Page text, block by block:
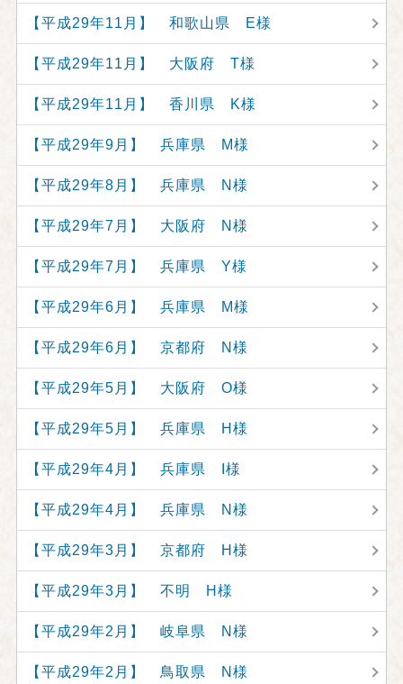
【平成29年11月】 和歌山県 E様
【平成29年11月】 大阪府 T様
【平成29年11月】 香川県 K様
【平成29年9月】 兵庫県 M様
【平成29年8月】 兵庫県 N様
【平成29年7月】 大阪府 N様
【平成29年7月】 兵庫県 Y様
【平成29年6月】 兵庫県 M様
【平成29年6月】 京都府 N様
【平成29年5月】 大阪府 O様
【平成29年5月】 兵庫県 H様
【平成29年4月】 兵庫県 I様
【平成29年4月】 兵庫県 N様
【平成29年3月】 京都府 H様
【平成29年3月】 不明 H様
【平成29年2月】 岐阜県 N様
【平成29年2月】 鳥取県 N様